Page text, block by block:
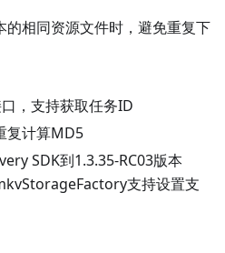
的相同资源文件时，避免重复下
，支持获取任务ID
复计算MD5
SDK到1.3.35-RC03版本
支持设置支